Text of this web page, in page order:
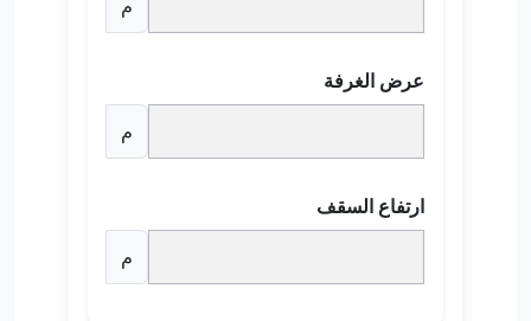
م
عرض الغرفة
م
ارتفاع السقف
م